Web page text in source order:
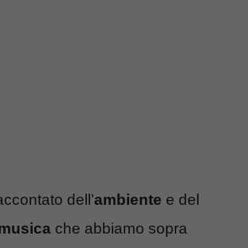
dell’ambiente e del
che abbiamo sopra